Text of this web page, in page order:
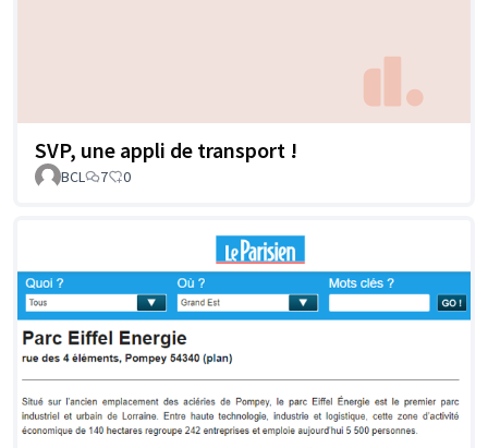
SVP, une appli de transport !
BCL 7 0